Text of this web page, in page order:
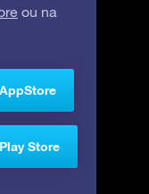
ou na
Store